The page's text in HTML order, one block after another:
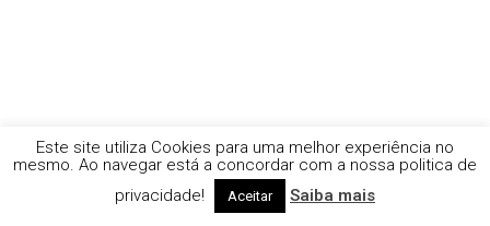
Este site utiliza Cookies para uma melhor experiência no
mesmo. Ao navegar está a concordar com a nossa politica de
privacidade!
Aceitar Saiba mais